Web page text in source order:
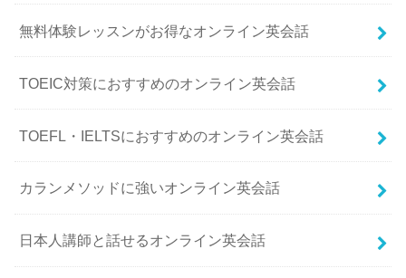
無料体験レッスンがお得なオンライン英会話
TOEIC対策におすすめのオンライン英会話
TOEFL・IELTSにおすすめのオンライン英会話
カランメソッドに強いオンライン英会話
日本人講師と話せるオンライン英会話